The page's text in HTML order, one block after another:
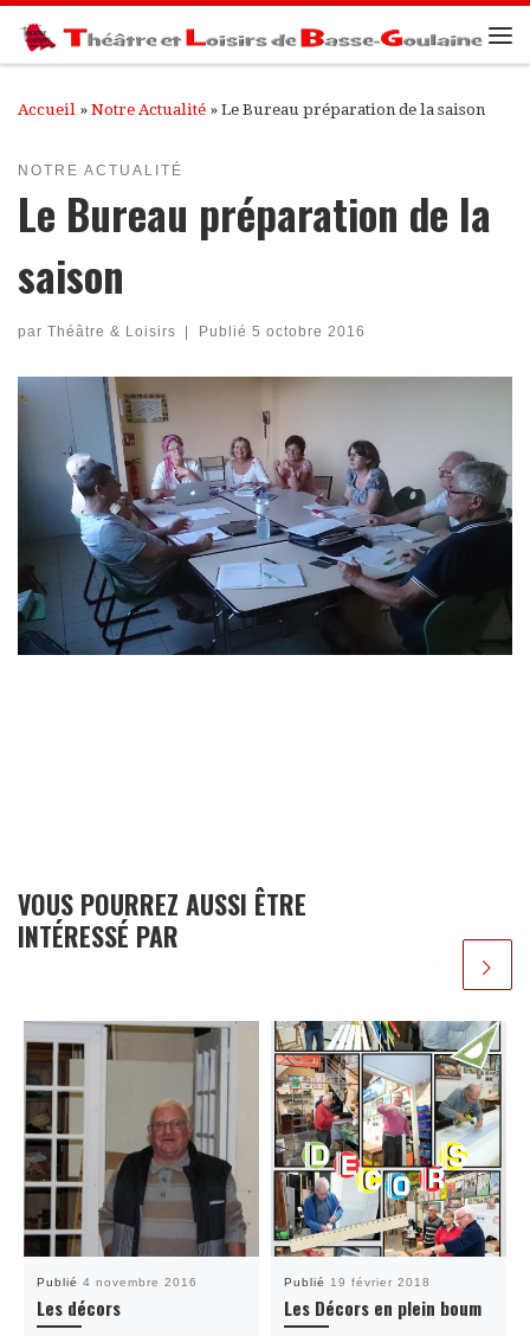
Passer au contenu
Accueil » Notre Actualité » Le Bureau préparation de la saison
NOTRE ACTUALITÉ
Le Bureau préparation de la
saison
par Théâtre & Loisirs | Publié 5 octobre 2016
VOUS POURREZ AUSSI ÊTRE
INTÉRESSÉ PAR
Publié 4 novembre 2016
Les décors
Publié 19 février 2018
Les Décors en plein boum